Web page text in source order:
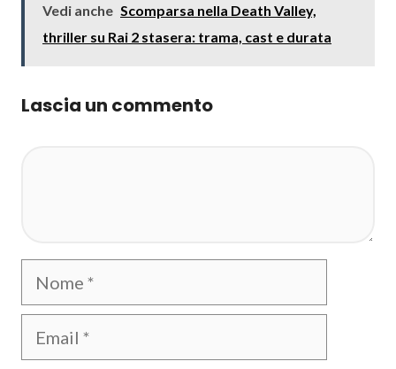
Vedi anche Scomparsa nella Death Valley,
thriller su Rai 2 stasera: trama, cast e durata
Lascia un commento
Nome
Email